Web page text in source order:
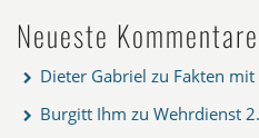
Neueste Kommentare
Dieter Gabriel zu Fakten mit
Burgitt Ihm zu Wehrdienst